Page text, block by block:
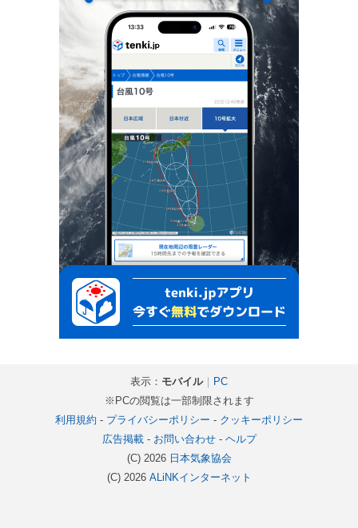
表示： モバイル｜ PC
※PCの閲覧は一部制限されます
利用規約 - プライバシーポリシー - クッキーポリシー
広告掲載- お問い合わせ- ヘルプ
(C) 2026 日本気象協会
(C) 2026 ALiNKインターネット